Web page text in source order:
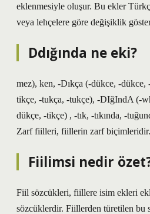
eklenmesiyle oluşur. Bu ekler
veya lehçelere göre değişiklik
Ddığında ne eki?
mez), ken, -Dıkça (-dükce, -dükce,
tikçe, -tukça, -tukçe), -DIğIndA (-
dükçe, -tikçe) , -tık, -tıkında, -
Zarf fiilleri, fiillerin zarf biçimleridir.
Fiilimsi nedir
Fiil sözcükleri, fiillere isim ekleri
sözcüklerdir. Fiillerden türetilen bu